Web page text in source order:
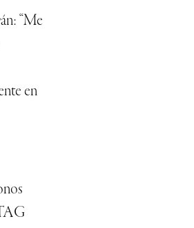
“Me
en